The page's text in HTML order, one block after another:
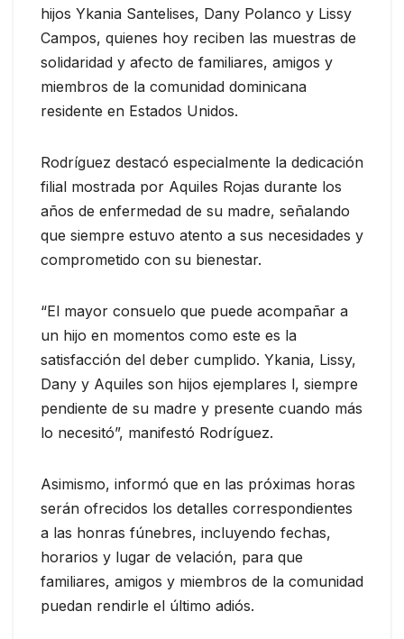
hijos Ykania Santelises, Dany Polanco y Lissy
Campos, quienes hoy reciben las muestras de
solidaridad y afecto de familiares, amigos y
miembros de la comunidad dominicana
residente en Estados Unidos.
Rodríguez destacó especialmente la dedicación
filial mostrada por Aquiles Rojas durante los
años de enfermedad de su madre, señalando
que siempre estuvo atento a sus necesidades y
comprometido con su bienestar.
“El mayor consuelo que puede acompañar a
un hijo en momentos como este es la
satisfacción del deber cumplido. Ykania, Lissy,
Dany y Aquiles son hijos ejemplares l, siempre
pendiente de su madre y presente cuando más
lo necesitó”, manifestó Rodríguez.
Asimismo, informó que en las próximas horas
serán ofrecidos los detalles correspondientes
a las honras fúnebres, incluyendo fechas,
horarios y lugar de velación, para que
familiares, amigos y miembros de la comunidad
puedan rendirle el último adiós.